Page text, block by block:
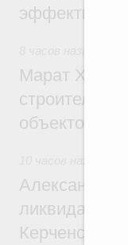
Марат
объектов
Александр
ликвидации
Керченском